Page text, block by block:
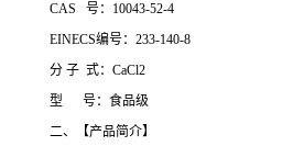
CAS 号：10043-52-4
EINECS编号：233-140-8
分 子 式：CaCl2
型 号：食品级
二、【产品简介】